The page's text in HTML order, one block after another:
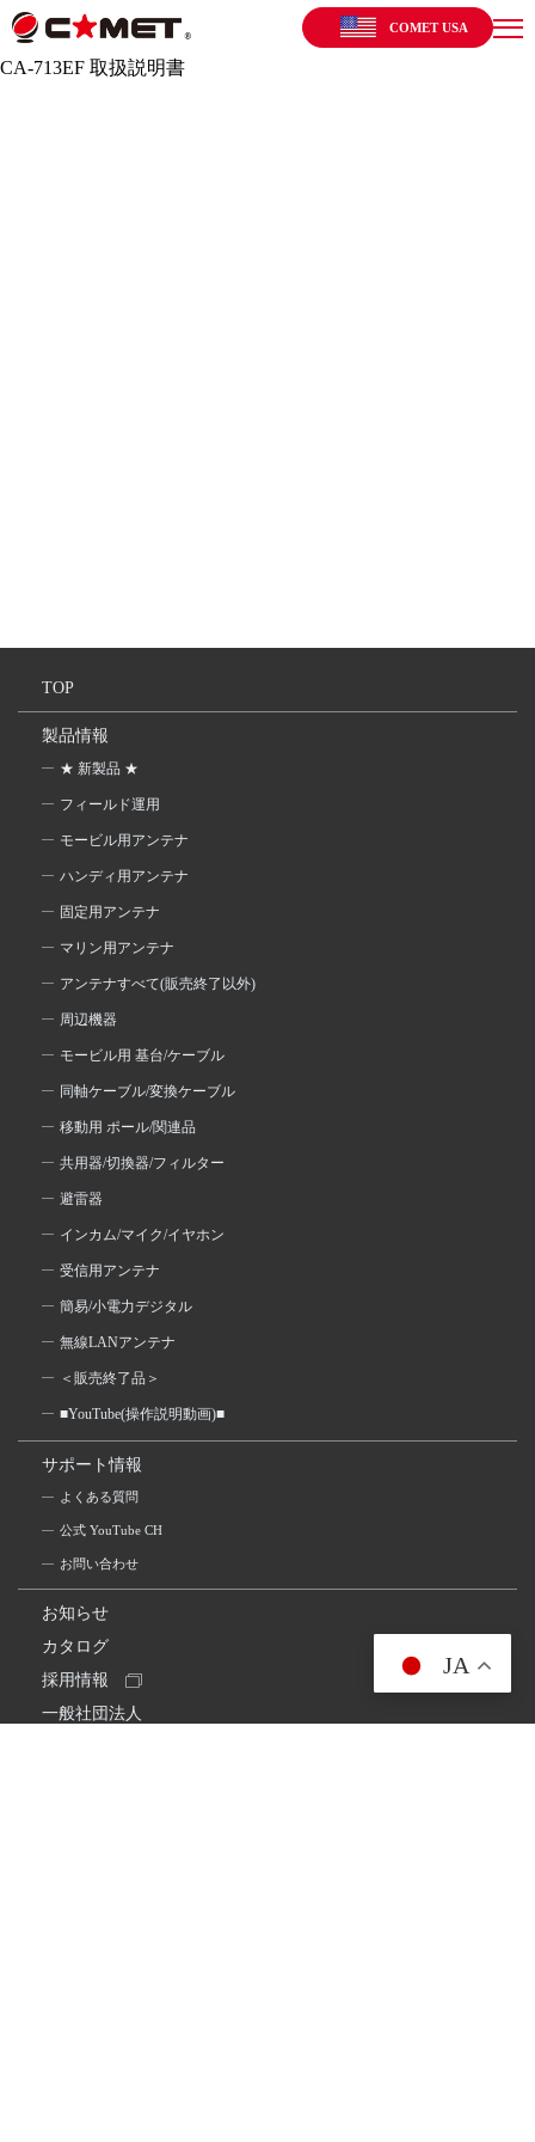
COMET USA
CA-713EF 取扱説明書
TOP
製品情報
★ 新製品 ★
フィールド運用
モービル用アンテナ
ハンディ用アンテナ
固定用アンテナ
マリン用アンテナ
アンテナすべて(販売終了以外)
周辺機器
モービル用 基台/ケーブル
同軸ケーブル/変換ケーブル
移動用 ポール/関連品
共用器/切換器/フィルター
避雷器
インカム/マイク/イヤホン
受信用アンテナ
簡易/小電力デジタル
無線LANアンテナ
＜販売終了品＞
■YouTube(操作説明動画)■
サポート情報
よくある質問
公式 YouTube CH
お問い合わせ
お知らせ
カタログ
採用情報
一般社団法人
JA